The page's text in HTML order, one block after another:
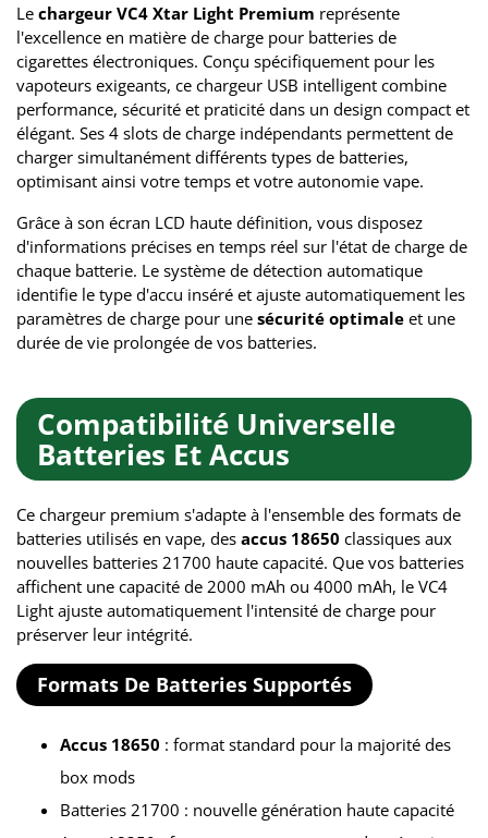
Le chargeur VC4 Xtar Light Premium représente
l'excellence en matière de charge pour batteries de
cigarettes électroniques. Conçu spécifiquement pour les
vapoteurs exigeants, ce chargeur USB intelligent combine
performance, sécurité et praticité dans un design compact et
élégant. Ses 4 slots de charge indépendants permettent de
charger simultanément différents types de batteries,
optimisant ainsi votre temps et votre autonomie vape.
Grâce à son écran LCD haute définition, vous disposez
d'informations précises en temps réel sur l'état de charge de
chaque batterie. Le système de détection automatique
identifie le type d'accu inséré et ajuste automatiquement les
paramètres de charge pour une sécurité optimale et une
durée de vie prolongée de vos batteries.
Compatibilité Universelle
Batteries Et Accus
Ce chargeur premium s'adapte à l'ensemble des formats de
batteries utilisés en vape, des accus 18650 classiques aux
nouvelles batteries 21700 haute capacité. Que vos batteries
affichent une capacité de 2000 mAh ou 4000 mAh, le VC4
Light ajuste automatiquement l'intensité de charge pour
préserver leur intégrité.
Formats De Batteries Supportés
Accus 18650 : format standard pour la majorité des
box mods
Batteries 21700 : nouvelle génération haute capacité